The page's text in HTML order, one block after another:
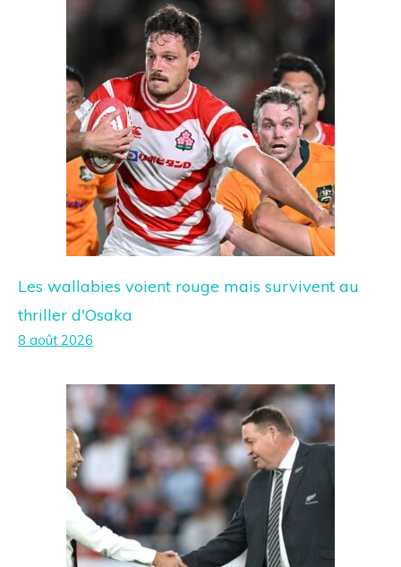
Les wallabies voient rouge mais survivent au
thriller d'Osaka
8 août 2026